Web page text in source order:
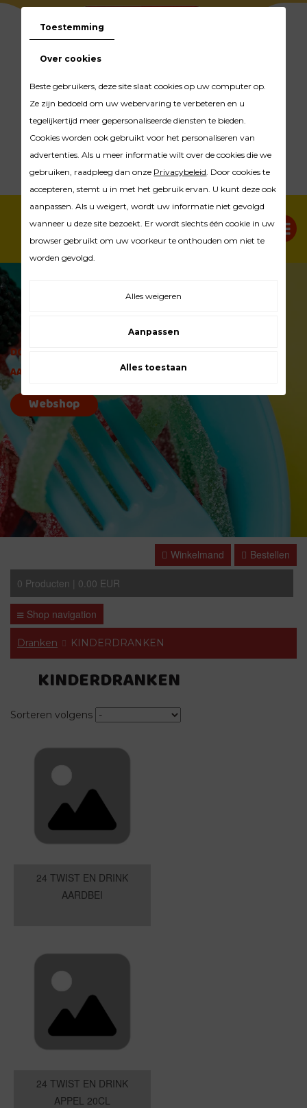
Nijverheidstraat 6 2530 Boechout
DOE VANDAAG NOG UW BESTELLING
AAN EEN SCHERPE PRIJS!
Webshop
Bestellen
Winkelmand
0 Producten | 0.00 EUR
Shop navigation
Dranken KINDERDRANKEN
KINDERDRANKEN
Sorteren volgens
24 TWIST EN DRINK
AARDBEI
24 TWIST EN DRINK
APPEL 20CL
Toestemming
Over cookies
Beste gebruikers, deze site slaat cookies op uw computer op.
Ze zijn bedoeld om uw webervaring te verbeteren en u
tegelijkertijd meer gepersonaliseerde diensten te bieden.
Cookies worden ook gebruikt voor het personaliseren van
advertenties. Als u meer informatie wilt over de cookies die we
gebruiken, raadpleeg dan onze Privacybeleid. Door cookies te
accepteren, stemt u in met het gebruik ervan. U kunt deze ook
aanpassen. Als u weigert, wordt uw informatie niet gevolgd
wanneer u deze site bezoekt. Er wordt slechts één cookie in uw
browser gebruikt om uw voorkeur te onthouden om niet te
worden gevolgd.
Alles weigeren
Aanpassen
Alles toestaan